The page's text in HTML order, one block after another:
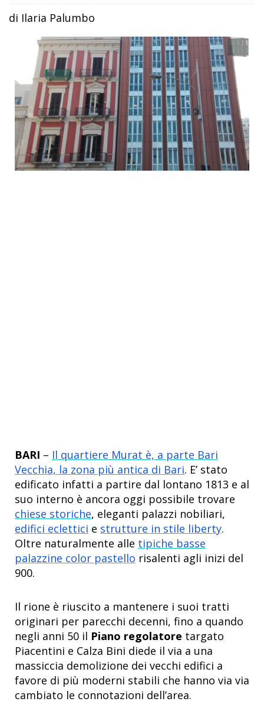
di Ilaria Palumbo
BARI – Il quartiere Murat è, a parte Bari
Vecchia, la zona più antica di Bari. E’ stato
edificato infatti a partire dal lontano 1813 e al
suo interno è ancora oggi possibile trovare
chiese storiche, eleganti palazzi nobiliari,
edifici eclettici e strutture in stile liberty.
Oltre naturalmente alle tipiche basse
palazzine color pastello risalenti agli inizi del
900.
Il rione è riuscito a mantenere i suoi tratti
originari per parecchi decenni, fino a quando
negli anni 50 il Piano regolatore targato
Piacentini e Calza Bini diede il via a una
massiccia demolizione dei vecchi edifici a
favore di più moderni stabili che hanno via via
cambiato le connotazioni dell’area.